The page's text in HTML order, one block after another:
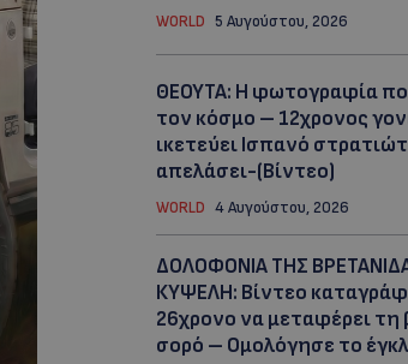
WORLD 5 Αυγούστου, 2026
ΘΕΟΥΤΑ: Η φωτογραφία
τον κόσμο – 12χρονος
ικετεύει Ισπανό
απελάσει-(Βίντεο)
WORLD 4 Αυγούστου, 2026
ΔΟΛΟΦΟΝΙΑ ΤΗΣ
ΚΥΨΕΛΗ: Βίντεο
26χρονο να μεταφέρει τη
σορό – Ομολόγησε το